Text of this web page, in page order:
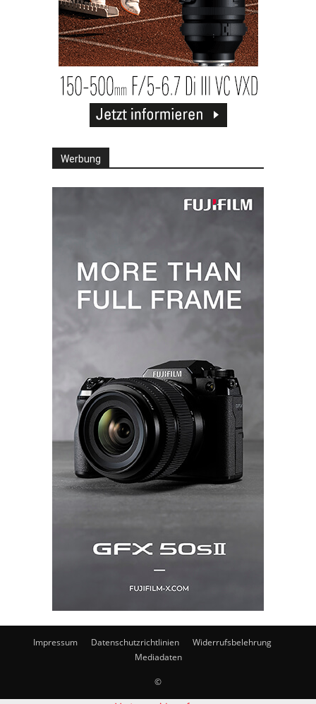
Werbung
Impressum Datenschutzrichtlinien
Widerrufsbelehrung
Mediadaten
©